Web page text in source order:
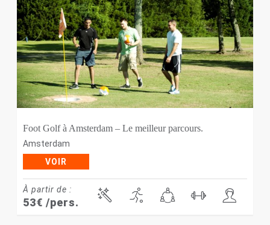
Foot Golf à Amsterdam – Le meilleur parcours.
Amsterdam
VOIR
À partir de :
53€ /pers.